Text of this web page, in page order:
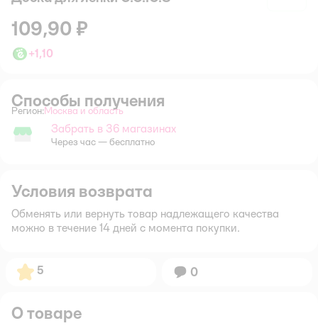
109,90 ₽
+1,10
Способы получения
Регион: Выбор адреса доставки.
Москва и область
Забрать в магазине
Забрать в 36 магазинах
Через час — бесплатно
Условия возврата
Обменять или вернуть товар надлежащего качества
можно в течение 14 дней с момента покупки.
Рейтинг:
5 Вопросов:
0
О товаре